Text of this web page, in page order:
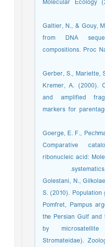
Molecular
Galtier, N., & Gouy,
from DNA
compositions. Proc
Gerber, S., Mariette,
Kremer, A. (2000).
and amplified
markers for
Goerge, E. F.,
Comparative
ribonucleic acid:
Golestani, N.,
S. (2010).
Pomfret, Pampus
the Persian Gulf
by
Stromateidae).